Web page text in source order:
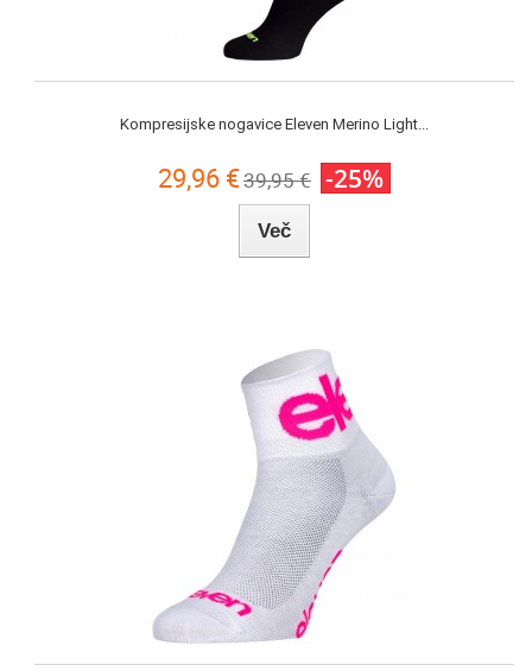
Kompresijske nogavice Eleven Merino Light...
29,96 €39,95 € -25%
Več